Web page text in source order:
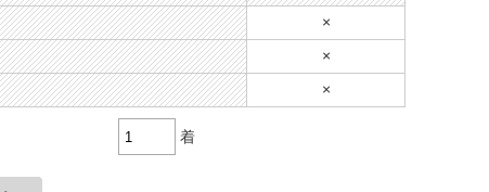
×
×
×
着